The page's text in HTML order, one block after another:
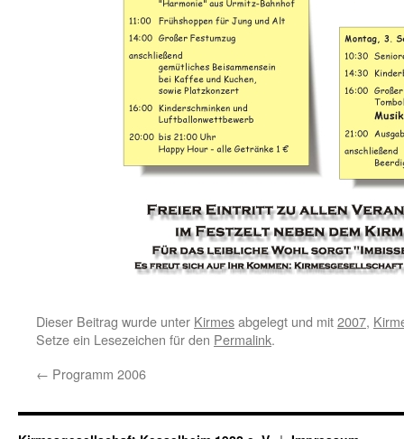
Dieser Beitrag wurde unter Kirmesabgelegt und mit2007,
Setze ein Lesezeichen für den Permalink.
← Programm 2006